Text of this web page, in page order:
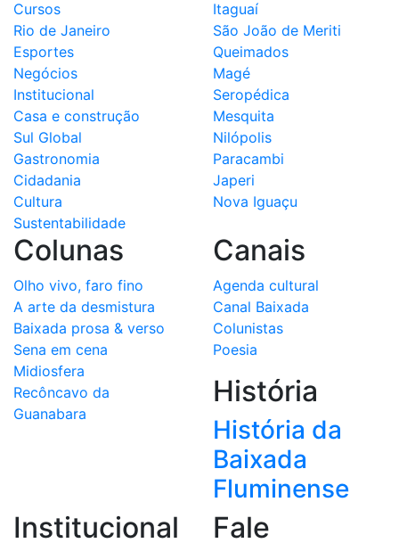
Cursos
Rio de Janeiro
Esportes
Negócios
Institucional
Casa e construção
Sul Global
Gastronomia
Cidadania
Cultura
Sustentabilidade
Itaguaí
São João de Meriti
Queimados
Magé
Seropédica
Mesquita
Nilópolis
Paracambi
Japeri
Nova Iguaçu
Colunas
Olho vivo, faro fino
A arte da desmistura
Baixada prosa & verso
Sena em cena
Midiosfera
Recôncavo da
Guanabara
Canais
Agenda cultural
Canal Baixada
Colunistas
Poesia
História
História da
Baixada
Fluminense
Institucional Fale